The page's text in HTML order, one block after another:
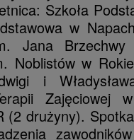
Szkoła
w
Jana
Noblistów w
i
Zajęciowej
(2 drużyny).